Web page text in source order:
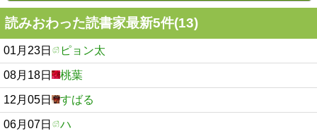
読みおわった読書家最新5件(13)
01月23日 ピョン太
08月18日 桃葉
12月05日 すばる
06月07日 ハ